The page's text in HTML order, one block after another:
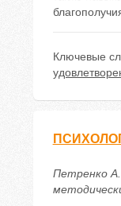
Ключевые
Петренко